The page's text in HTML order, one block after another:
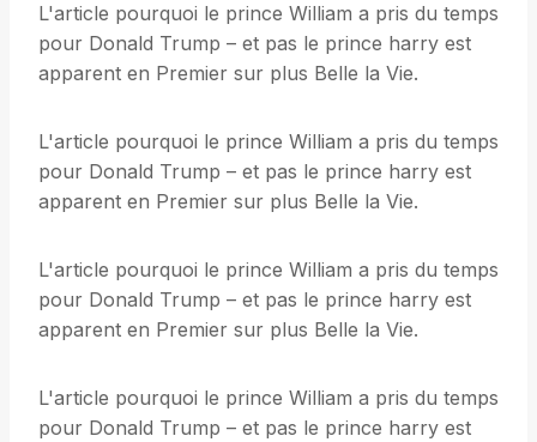
L'article pourquoi le prince William a pris du temps
pour Donald Trump – et pas le prince harry est
apparent en Premier sur plus Belle la Vie.
L'article pourquoi le prince William a pris du temps
pour Donald Trump – et pas le prince harry est
apparent en Premier sur plus Belle la Vie.
L'article pourquoi le prince William a pris du temps
pour Donald Trump – et pas le prince harry est
apparent en Premier sur plus Belle la Vie.
L'article pourquoi le prince William a pris du temps
pour Donald Trump – et pas le prince harry est